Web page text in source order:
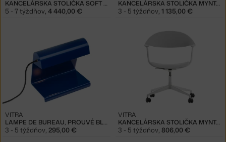
KANCELÁRSKA STOLIČKA SOFT PAD EA 217, KHAKI/POLISHED
5 - 7 týždňov, 4 440,00 €
KANCELÁRSKA STOLIČKA MYNT, ORANGE/SOFT LIGHT
3 - 5 týždňov, 1 135,00 €
LAMPE DE BUREAU, PROUVÉ BLEU
VITRA
3 - 5 týždňov, 295,00 €
KANCELÁRSKA STOLIČKA MYNT, GREY
VITRA
3 - 5 týždňov, 806,00 €